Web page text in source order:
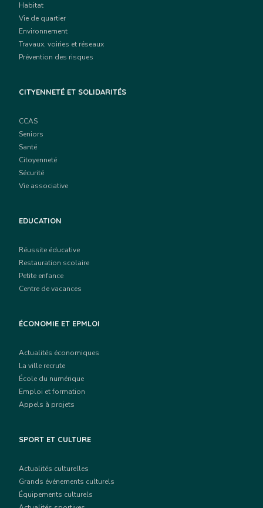
Habitat
Vie de quartier
Environnement
Travaux, voiries et réseaux
Prévention des risques
CITYENNETÉ ET SOLIDARITÉS
CCAS
Seniors
Santé
Citoyenneté
Sécurité
Vie associative
EDUCATION
Réussite éducative
Restauration scolaire
Petite enfance
Centre de vacances
ÉCONOMIE ET EPMLOI
Actualités économiques
La ville recrute
École du numérique
Emploi et formation
Appels à projets
SPORT ET CULTURE
Actualités culturelles
Grands événements culturels
Équipements culturels